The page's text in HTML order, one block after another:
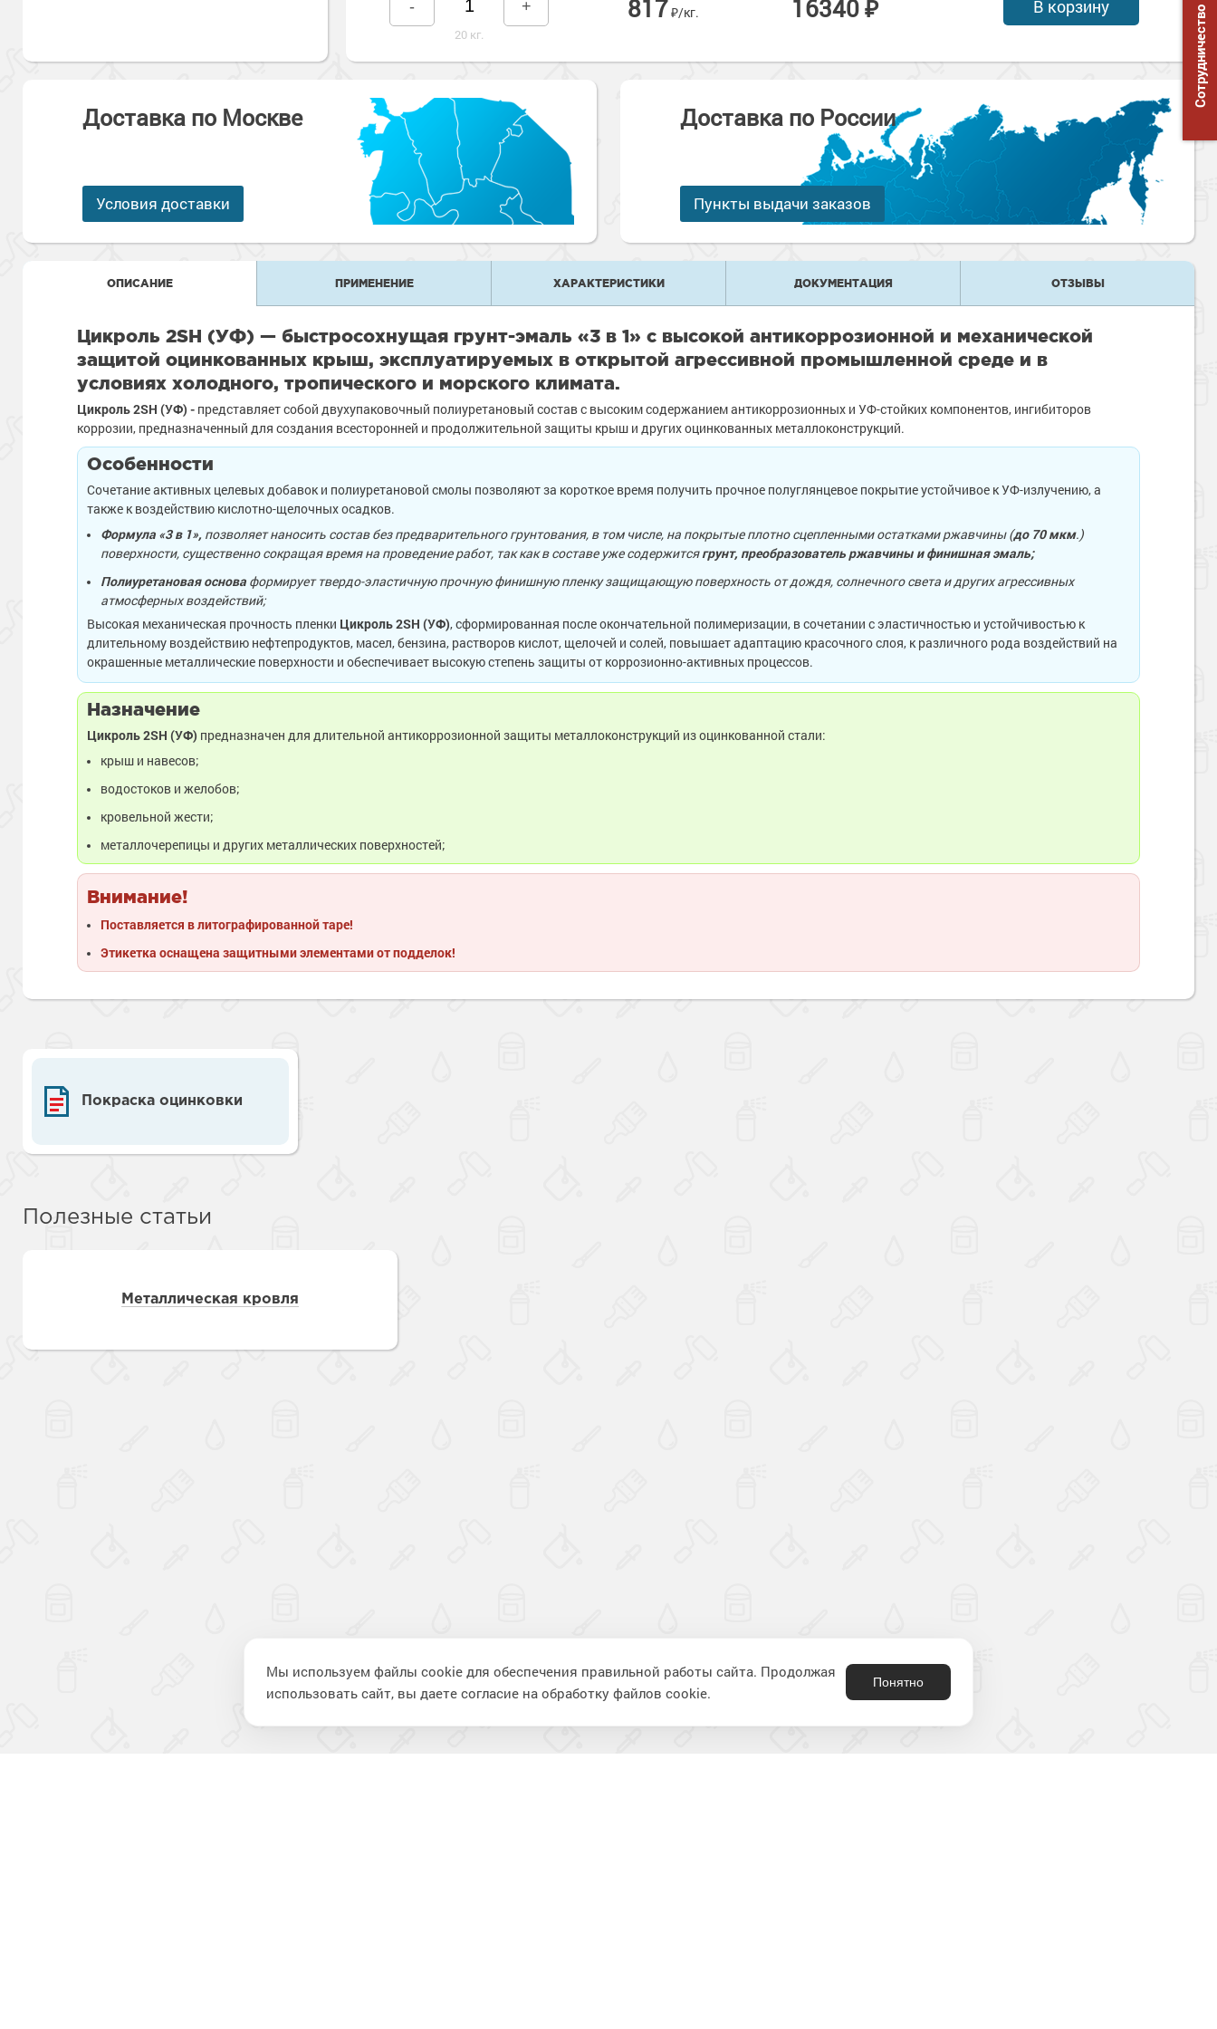
Сопутствующие товары
Промышленные
металлоконструкции
Промышленное оборудование
Промышленные ремонтные
покрытия для металла
Промышленные стены
Сопутствующие товары
Морозостойкие краски для
бетонных полов
Морозостойкие краски для
Морозостойкие краски для
Сопутствующие товары
- +
20 кг.
817₽/кг. 16340 ₽ В корзину
Доставка по Москве
Условия доставки
Доставка по России
Пункты выдачи заказов
ОПИСАНИЕ ПРИМЕНЕНИЕ ХАРАКТЕРИСТИКИ ДОКУМЕНТАЦИЯ ОТЗЫВЫ
Цикроль 2SH (УФ) — быстросохнущая грунт-эмаль «3 в 1» с высокой антикоррозионной и механической
защитой оцинкованных крыш, эксплуатируемых в открытой агрессивной промышленной среде и в
условиях холодного, тропического и морского климата.
Цикроль 2SH (УФ) - представляет собой двухупаковочный полиуретановый состав с высоким содержанием антикоррозионных и УФ-стойких компонентов, ингибиторов
коррозии, предназначенный для создания всесторонней и продолжительной защиты крыш и других оцинкованных металлоконструкций.
Особенности
Сочетание активных целевых добавок и полиуретановой смолы позволяют за короткое время получить прочное полуглянцевое покрытие устойчивое к УФ-излучению, а
также к воздействию кислотно-щелочных осадков.
Формула «3 в 1», позволяет наносить состав без предварительного грунтования, в том числе, на покрытые плотно сцепленными остатками ржавчины (до 70 мкм.)
поверхности, существенно сокращая время на проведение работ, так как в составе уже содержитсягрунт, преобразователь ржавчины и финишная эмаль;
Полиуретановая основа формирует твердо-эластичную прочную финишную пленку защищающую поверхность от дождя, солнечного света и других агрессивных
атмосферных воздействий;
Высокая механическая прочность пленки Цикроль 2SH (УФ), сформированная после окончательной полимеризации, в сочетании с эластичностью и устойчивостью к
длительному воздействию нефтепродуктов, масел, бензина, растворов кислот, щелочей и солей, повышает адаптацию красочного слоя, к различного рода воздействий на
окрашенные металлические поверхности и обеспечивает высокую степень защиты от коррозионно-активных процессов.
Назначение
Цикроль 2SH (УФ) предназначен для длительной антикоррозионной защиты металлоконструкций из оцинкованной стали:
крыш и навесов;
водостоков и желобов;
кровельной жести;
металлочерепицы и других металлических поверхностей;
Внимание!
Поставляется в литографированной таре!
Этикетка оснащена защитными элементами от подделок!
Покраска оцинковки
Полезные статьи
Металлическая кровля
Сотрудничество
Мы используем файлы cookie для обеспечения правильной работы сайта. Продолжая
использовать сайт, вы даете согласие на обработку файлов cookie.
Понятно